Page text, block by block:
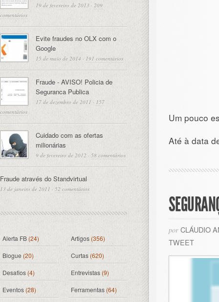
Um pouco
Até à data
por CLÁUDIO
TWEET
19 de fevereiro de 2013 · 209
comentários
Evite fraudes no OLX com o
Google
15 de maio de 2014 · 191 comentários
Fraude - AVISO! Policia de
Seguranca Publica
17 de dezembro de 2011 · 157
comentários
Cuidado com as ofertas
milionárias
9 de fevereiro de 2012 · 58 comentários
Fraude através do Standvirtual
13 de janeiro de 2011 · 52 comentários
Alerta FB (24) Artigos(356)
Blogue (20) Curtas(620)
Desafios(4) Entrevistas (9)
Eventos (28) Ferramentas (64)